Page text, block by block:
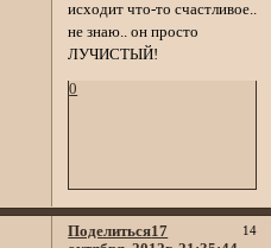
исходит что-то счастливое..
не знаю.. он просто
ЛУЧИСТЫЙ!
0
Поделиться 14
17